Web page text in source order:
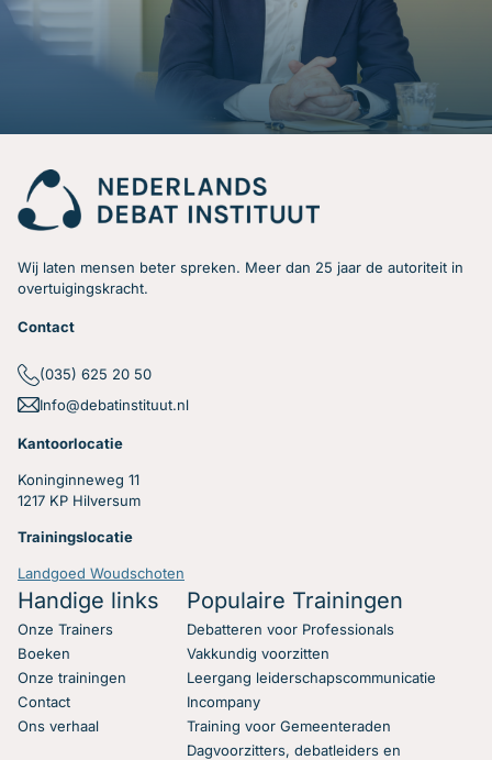
Wij laten mensen beter spreken. Meer dan 25 jaar de autoriteit in
overtuigingskracht.
Contact
(035) 625 20 50
Info@debatinstituut.nl
Kantoorlocatie
Koninginneweg 11
1217 KP Hilversum
Trainingslocatie
Landgoed Woudschoten
Handige links
Onze Trainers
Boeken
Onze trainingen
Contact
Ons verhaal
Populaire Trainingen
Debatteren voor Professionals
Vakkundig voorzitten
Leergang leiderschapscommunicatie
Incompany
Training voor Gemeenteraden
Dagvoorzitters, debatleiders en